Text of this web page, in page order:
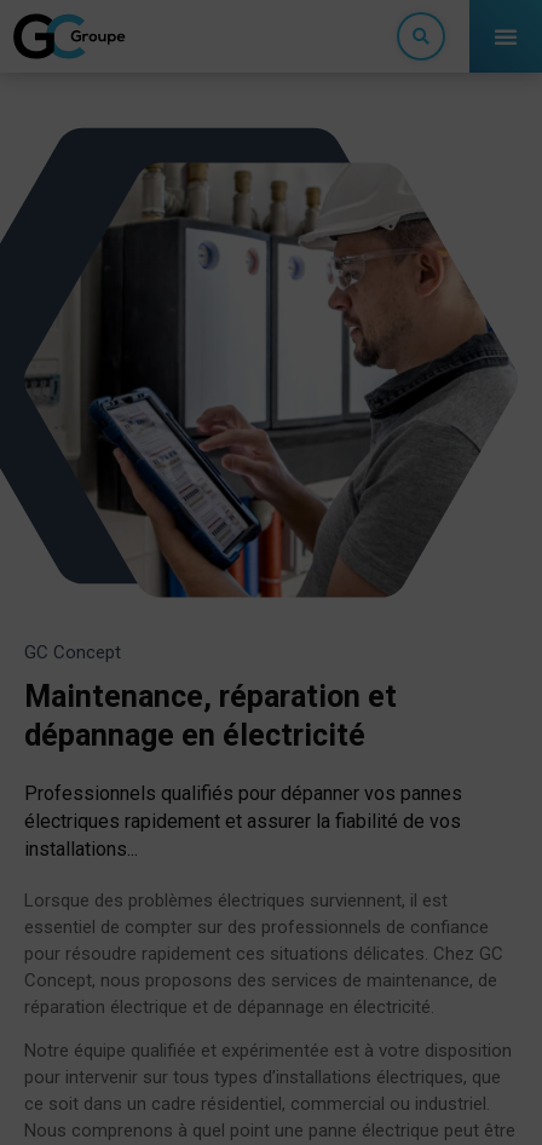
GC Concept
Maintenance, réparation et
dépannage en électricité
Professionnels qualifiés pour dépanner vos pannes
électriques rapidement et assurer la fiabilité de vos
installations...
Lorsque des problèmes électriques surviennent, il est
essentiel de compter sur des professionnels de confiance
pour résoudre rapidement ces situations délicates. Chez GC
Concept, nous proposons des services de maintenance, de
réparation électrique et de dépannage en électricité.
Notre équipe qualifiée et expérimentée est à votre disposition
pour intervenir sur tous types d’installations électriques, que
ce soit dans un cadre résidentiel, commercial ou industriel.
Nous comprenons à quel point une panne électrique peut être